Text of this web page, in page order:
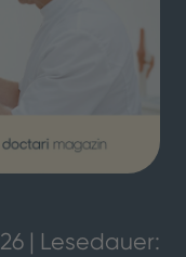
| Lesedauer: